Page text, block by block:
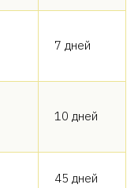
7 дней
10 дней
45 дней